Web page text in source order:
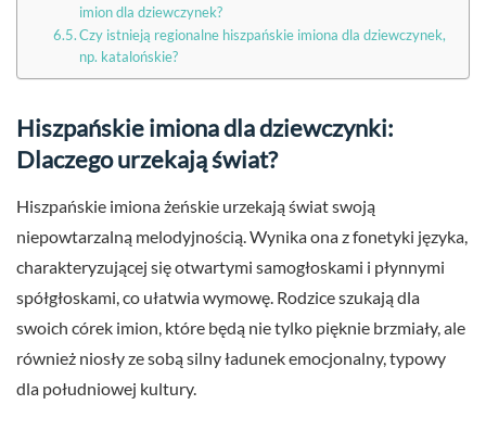
imion dla dziewczynek?
Czy istnieją regionalne hiszpańskie imiona dla dziewczynek,
np. katalońskie?
Hiszpańskie imiona dla dziewczynki:
Dlaczego urzekają świat?
Hiszpańskie imiona żeńskie urzekają świat swoją
niepowtarzalną melodyjnością. Wynika ona z fonetyki języka,
charakteryzującej się otwartymi samogłoskami i płynnymi
spółgłoskami, co ułatwia wymowę. Rodzice szukają dla
swoich córek imion, które będą nie tylko pięknie brzmiały, ale
również niosły ze sobą silny ładunek emocjonalny, typowy
dla południowej kultury.